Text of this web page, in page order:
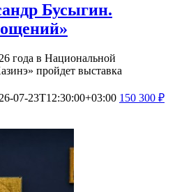
Бусыгин.
года в Национальной
пройдет выставка
07-23T12:30:00+03:00 150 300 ₽